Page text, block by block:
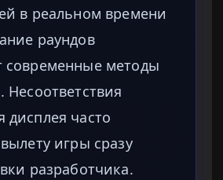
в реальном времени
раундов
современные методы
Несоответствия
дисплея часто
игры сразу
разработчика.